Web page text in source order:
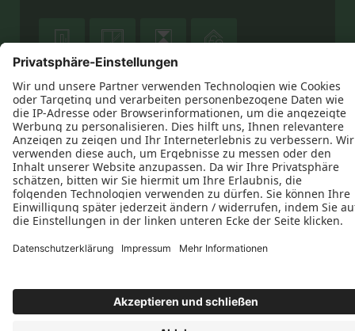
   
   
